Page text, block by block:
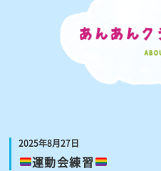
2025年8月27日
運動会練習